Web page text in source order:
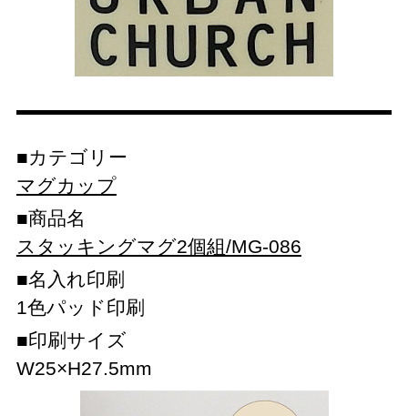
カテゴリー
マグカップ
商品名
スタッキングマグ2個組/MG-086
名入れ印刷
1色パッド印刷
印刷サイズ
W25×H27.5mm